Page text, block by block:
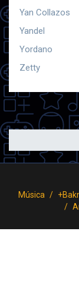
Yan Collazos
Yandel
Yordano
Zetty
Música